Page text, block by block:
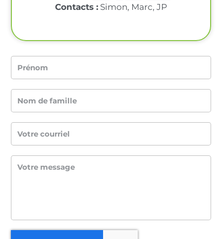
Contacts : Simon, Marc, JP